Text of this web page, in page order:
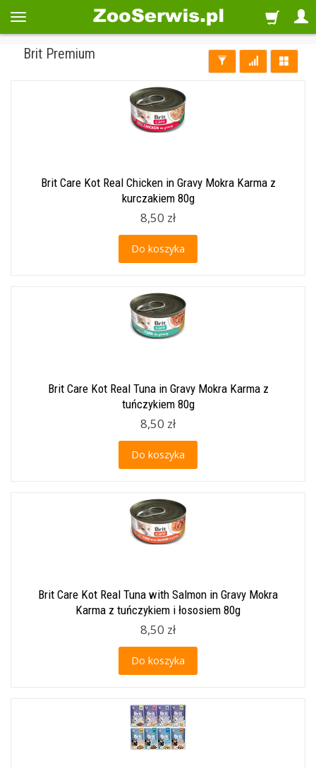
Brit Premium
Brit Care Kot Real Chicken in Gravy Mokra Karma z
kurczakiem 80g
8,50 zł
Do koszyka
Brit Care Kot Real Tuna in Gravy Mokra Karma z
tuńczykiem 80g
8,50 zł
Do koszyka
Brit Care Kot Real Tuna with Salmon in Gravy Mokra
Karma z tuńczykiem i łososiem 80g
8,50 zł
Do koszyka